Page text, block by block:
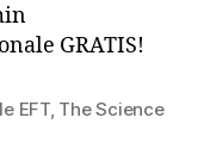
GRATIS!
EFT, The Science